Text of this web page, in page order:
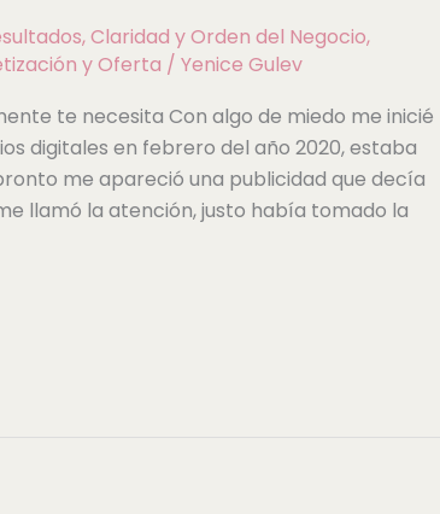
,Claridad y Orden del Negocio,
y Oferta / Yenice Gulev
te necesita Con algo de miedo me inicié
digitales en febrero del año 2020, estaba
me apareció una publicidad que decía
llamó la atención, justo había tomado la